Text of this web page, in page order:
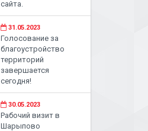
сайта.
31.05.2023
Голосование за
благоустройство
территорий
завершается
сегодня!
30.05.2023
Рабочий визит в
Шарыпово